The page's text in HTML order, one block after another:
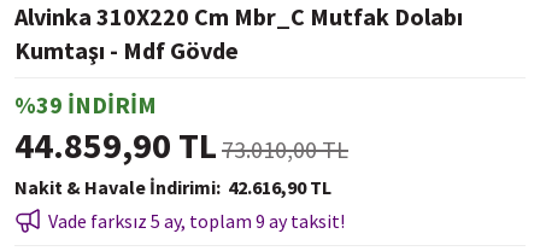
Alvinka 310X220 Cm Mbr_C Mutfak Dolabı
Kumtaşı - Mdf Gövde
%39 İNDİRİM
44.859,90 TL 73.010,00 TL
Nakit & Havale İndirimi 42.616,90 TL
Vade farksız 5 ay, toplam 9 ay taksit!